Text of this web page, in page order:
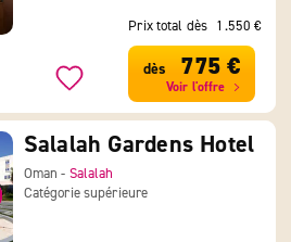
Prix total dès 1.550 €
dès 775 €
Voir l'offre
Salalah Gardens Hotel
Oman - Salalah
Catégorie supérieure